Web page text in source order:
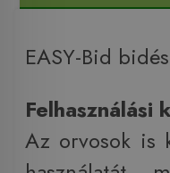
EASY-Bid
Felhasználási
Az orvosok is